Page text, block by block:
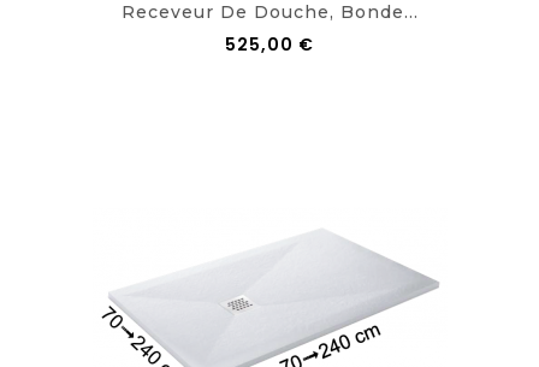
Receveur De Douche, Bonde...
525,00 €